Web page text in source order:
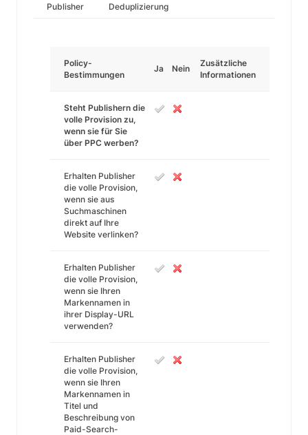
Publisher Deduplizierung
Policy-
Bestimmungen
Ja Nein
Zusätzliche
Informationen
Steht Publishern die
volle Provision zu,
wenn sie für Sie
über PPC werben?
Erhalten Publisher
die volle Provision,
wenn sie aus
Suchmaschinen
direkt auf Ihre
Website verlinken?
Erhalten Publisher
die volle Provision,
wenn sie Ihren
Markennamen in
ihrer Display-URL
verwenden?
Erhalten Publisher
die volle Provision,
wenn sie Ihren
Markennamen in
Titel und
Beschreibung von
Paid-Search-